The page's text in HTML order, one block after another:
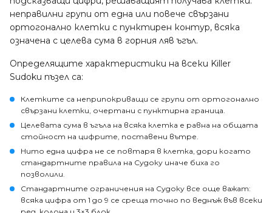
неправилни групи от една или повече свързани
ортогонално клетки с пунктирен контур, всяка
означена с целева сума в горния ляв ъгъл.
Определящите характеристики на всеки Killer
Sudoku пъзел са:
Клетките са неприпокриващи се групи от ортогонално
свързани клетки, очертани с пунктирна граница.
Целевата сума в ъгъла на всяка клетка е равна на общата
стойност на цифрите, поставени вътре.
Нито една цифра не се повтаря в клетка, дори когато
стандартните правила на Судоку иначе биха го
позволили.
Стандартните ограничения на Судоку все още важат:
всяка цифра от 1 до 9 се среща точно по веднъж във всеки